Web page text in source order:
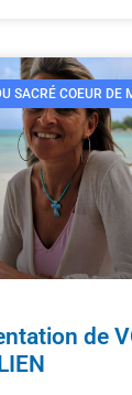
SACRÉ COEUR DE
de